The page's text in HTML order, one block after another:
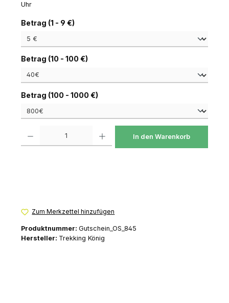
Uhr
Betrag (1 - 9 €)auswählen
Betrag (10 - 100 €)auswählen
Betrag (100 - 1000 €)auswählen
In den Warenkorb
Zum Merkzettel hinzufügen
Produktnummer: Gutschein_OS_845
Hersteller: Trekking König